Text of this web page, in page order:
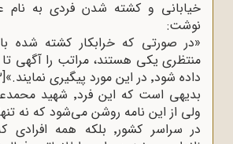
خیابانی و کشته شدن فردی به نام
نوشت:
»در صورتی که خرابکار کشته شده
منتظری یکی هستند، مراتب را آگهی
داده شود٬ در این مورد پیگیری نمایند.»
بدیهی است که این
ولی از این نامه روشن می‌شود که نه
در سراسر کشور٬ بلکه همه